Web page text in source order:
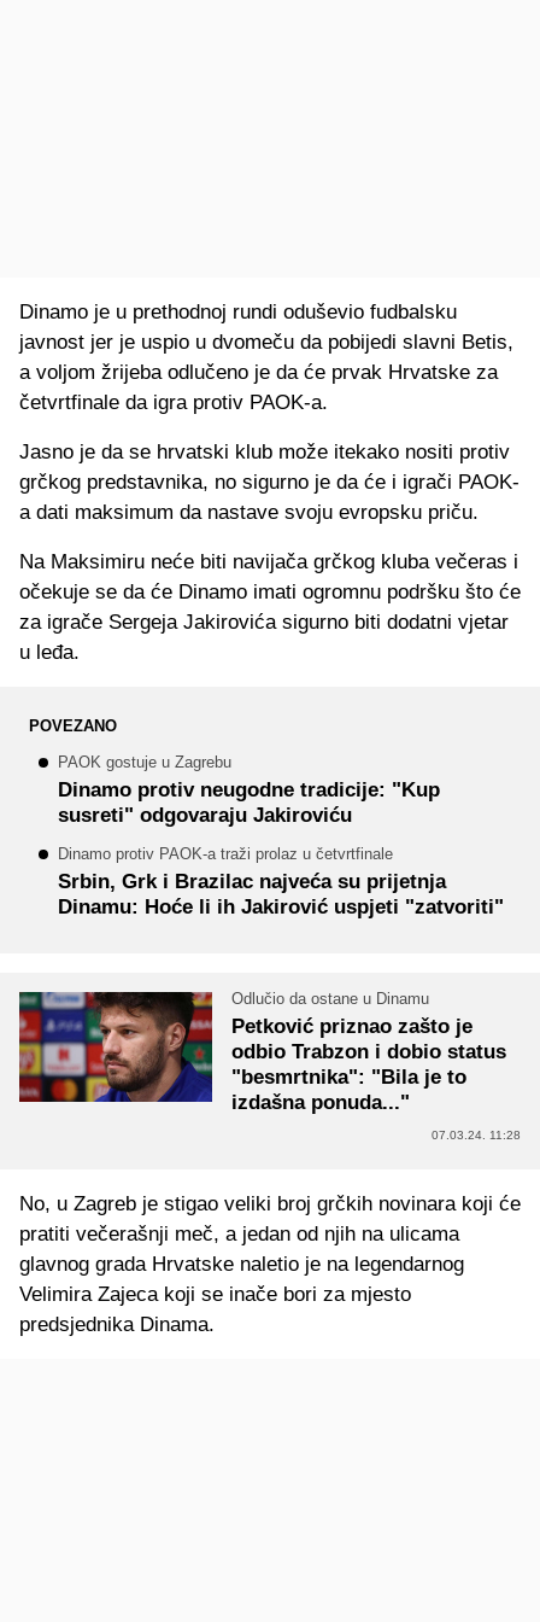
Dinamo je u prethodnoj rundi oduševio fudbalsku
javnost jer je uspio u dvomeču da pobijedi slavni Betis,
a voljom žrijeba odlučeno je da će prvak Hrvatske za
četvrtfinale da igra protiv PAOK-a.
Jasno je da se hrvatski klub može itekako nositi protiv
grčkog predstavnika, no sigurno je da će i igrači PAOK-
a dati maksimum da nastave svoju evropsku priču.
Na Maksimiru neće biti navijača grčkog kluba večeras i
očekuje se da će Dinamo imati ogromnu podršku što će
za igrače Sergeja Jakirovića sigurno biti dodatni vjetar
u leđa.
POVEZANO
PAOK gostuje u Zagrebu
Dinamo protiv neugodne tradicije: "Kup
susreti" odgovaraju Jakiroviću
Dinamo protiv PAOK-a traži prolaz u četvrtfinale
Srbin, Grk i Brazilac najveća su prijetnja
Dinamu: Hoće li ih Jakirović uspjeti "zatvoriti"
Odlučio da ostane u Dinamu
Petković priznao zašto je
odbio Trabzon i dobio status
"besmrtnika": "Bila je to
izdašna ponuda..."
07.03.24. 11:28
No, u Zagreb je stigao veliki broj grčkih novinara koji će
pratiti večerašnji meč, a jedan od njih na ulicama
glavnog grada Hrvatske naletio je na legendarnog
Velimira Zajeca koji se inače bori za mjesto
predsjednika Dinama.